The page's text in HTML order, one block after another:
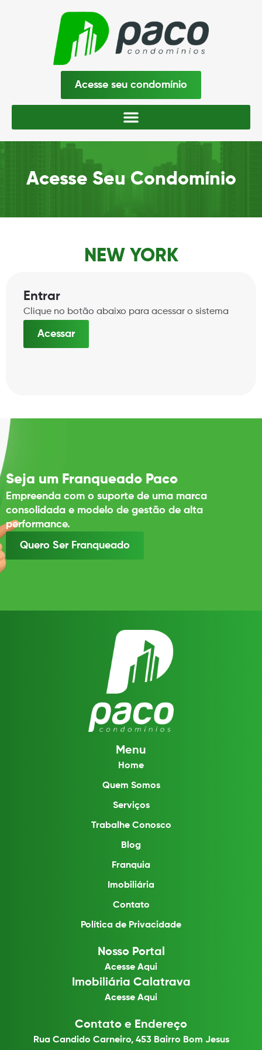
Acesse seu condomínio
Acesse Seu Condomínio
NEW YORK
Entrar
Clique no botão abaixo para acessar o sistema
Acessar
Seja um Franqueado Paco
Empreenda com o suporte de uma marca
consolidada e modelo de gestão de alta
performance.
Quero Ser Franqueado
Menu
Home
Quem Somos
Serviços
Trabalhe Conosco
Blog
Franquia
Imobiliária
Contato
Política de Privacidade
Nosso Portal
Acesse Aqui
Imobiliária Calatrava
Acesse Aqui
Contato e Endereço
Rua Candido Carneiro, 453 Bairro Bom Jesus